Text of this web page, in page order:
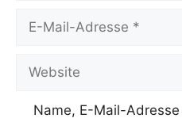
Adresse
Website
Name, E-Mail-